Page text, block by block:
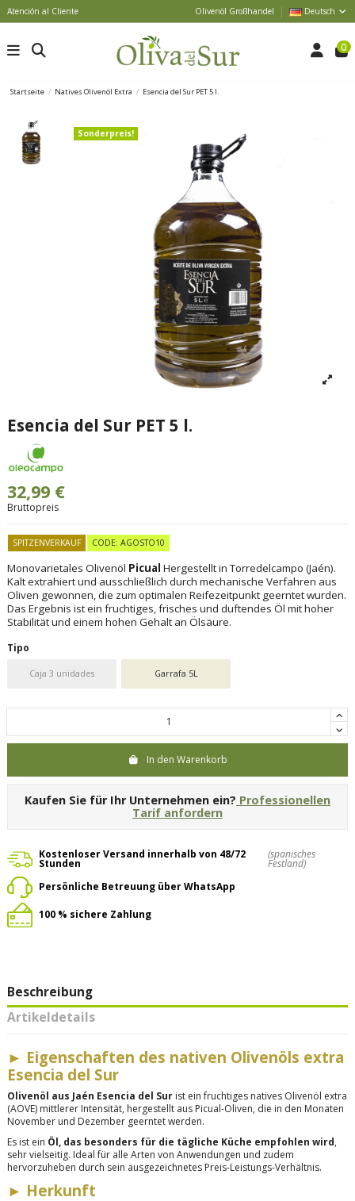
Atención al Cliente Olivenöl Großhandel Deutsch
0
Startseite Natives Olivenöl Extra Esencia del Sur PET 5 l.
Sonderpreis!
Esencia del Sur PET 5 l.
32,99 €
Bruttopreis
SPITZENVERKAUF CODE: AGOSTO10
Monovarietales Olivenöl Picual Hergestellt in Torredelcampo (Jaén).
Kalt extrahiert und ausschließlich durch mechanische Verfahren aus
Oliven gewonnen, die zum optimalen Reifezeitpunkt geerntet wurden.
Das Ergebnis ist ein fruchtiges, frisches und duftendes Öl mit hoher
Stabilität und einem hohen Gehalt an Ölsäure.
Tipo
Caja 3 unidades Garrafa 5L
In den Warenkorb
Kaufen Sie für Ihr Unternehmen ein? Professionellen
Tarif anfordern
Kostenloser Versand innerhalb von 48/72
Stunden
(spanisches
Festland)
Persönliche Betreuung über WhatsApp
100 % sichere Zahlung
Beschreibung
Artikeldetails
► Eigenschaften des nativen Olivenöls extra
Esencia del Sur
Olivenöl aus Jaén Esencia del Sur ist ein fruchtiges natives Olivenöl extra
(AOVE) mittlerer Intensität, hergestellt aus Picual-Oliven, die in den Monaten
November und Dezember geerntet werden.
Es ist ein Öl, das besonders für die tägliche Küche empfohlen wird,
sehr vielseitig. Ideal für alle Arten von Anwendungen und zudem
hervorzuheben durch sein ausgezeichnetes Preis-Leistungs-Verhältnis.
► Herkunft